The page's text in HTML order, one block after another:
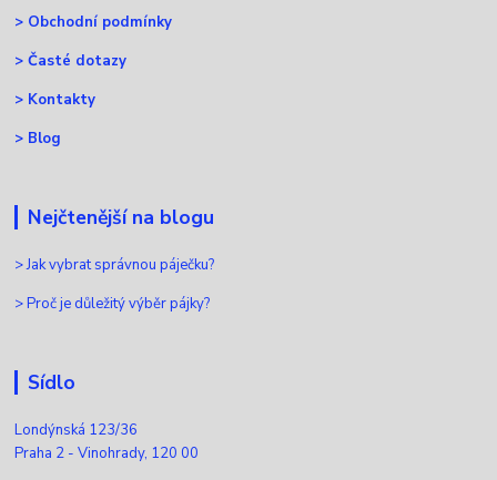
> Obchodní podmínky
>Časté dotazy
> Kontakty
> Blog
Nejčtenější na blogu
>Jak vybrat správnou páječku?
>Proč je důležitý výběr pájky?
Sídlo
Londýnská 123/36
Praha 2 - Vinohrady, 120 00